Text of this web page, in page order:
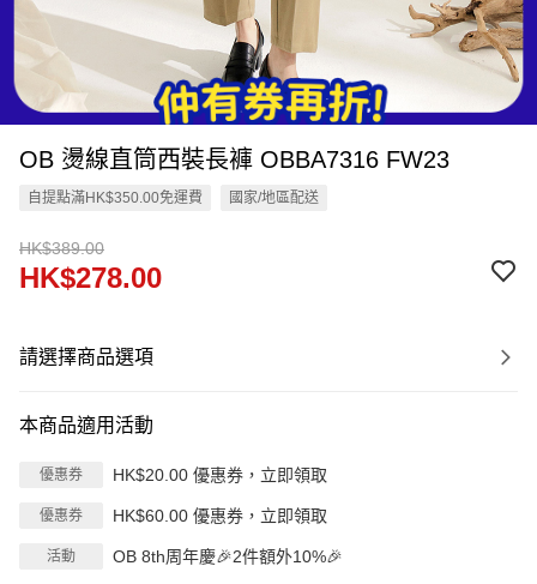
OB 燙線直筒西裝長褲 OBBA7316 FW23
自提點滿HK$350.00免運費 國家/地區配送
HK$389.00
HK$278.00
請選擇商品選項
本商品適用活動
優惠券 HK$20.00 優惠券，立即領取
優惠券 HK$60.00 優惠券，立即領取
活動 OB 8th周年慶🎉2件額外10%🎉